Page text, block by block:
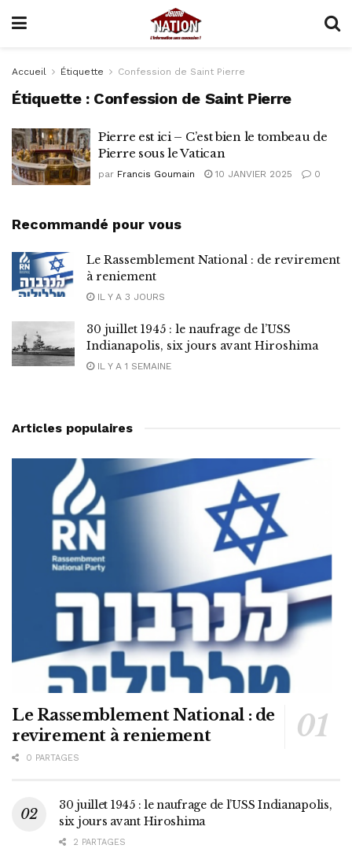
Accueil Étiquette Confession de Saint Pierre
Étiquette : Confession de Saint Pierre
Pierre est ici – C’est bien le tombeau de
Pierre sous le Vatican
par Francis Goumain 10 JANVIER 2025 0
Recommandé pour vous
Le Rassemblement National : de revirement
à reniement
IL Y A 3 JOURS
30 juillet 1945 : le naufrage de l’USS
Indianapolis, six jours avant Hiroshima
IL Y A 1 SEMAINE
Articles populaires
Le Rassemblement National : de
revirement à reniement
0 PARTAGES
30 juillet 1945 : le naufrage de l’USS Indianapolis,
six jours avant Hiroshima
2 PARTAGES